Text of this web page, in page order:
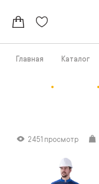
Главная Каталог
2451 просмотр